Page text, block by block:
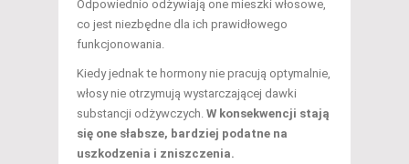
Odpowiednio odżywiają one mieszki włosowe,
co jest niezbędne dla ich prawidłowego
funkcjonowania.
Kiedy jednak te hormony nie pracują optymalnie,
włosy nie otrzymują wystarczającej dawki
substancji odżywczych. W konsekwencji stają
się one słabsze, bardziej podatne na
uszkodzenia i zniszczenia.